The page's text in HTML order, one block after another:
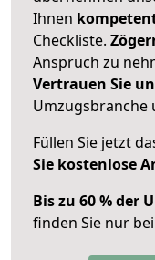
Ihnen
Checkliste.
Anspruch zu
Vertrauen Sie
Umzugsbranche
Füllen Sie jetzt
Sie kostenlose
Bis zu 60 % der
finden Sie nur